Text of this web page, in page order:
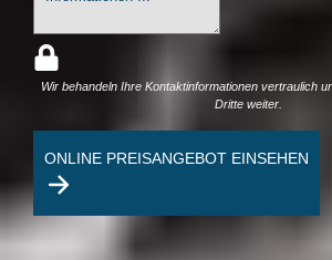
Wir behandeln Ihre Kontaktinformationen vertraulich
Dritte weiter.
ONLINE PREISANGEBOT EINSEHEN